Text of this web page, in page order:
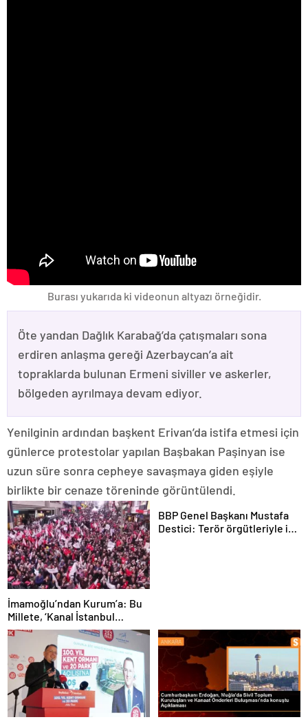
Burası yukarıda ki videonun altyazı örneğidir.
Öte yandan Dağlık Karabağ’da çatışmaları sona
erdiren anlaşma gereği Azerbaycan’a ait
topraklarda bulunan Ermeni siviller ve askerler,
bölgeden ayrılmaya devam ediyor.
Yenilginin ardından başkent Erivan’da istifa etmesi için
günlerce protestolar yapılan Başbakan Paşinyan ise
uzun süre sonra cepheye savaşmaya giden eşiyle
birlikte bir cenaze töreninde görüntülendi.
İmamoğlu’ndan Kurum’a: Bu
Millete, ‘Kanal İstanbul
Gündemimde Yok’ Demeyene
Kadar, Sana Bu Soruyu
Soracağım
BBP Genel Başkanı Mustafa
Destici: Terör örgütleriyle iş